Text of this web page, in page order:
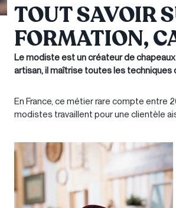
TOUT SAVOIR
FORMATION,
Le modiste est un créateur de
artisan, il maîtrise toutes les techniques
En France, ce métier rare compte
modistes travaillent pour une clientèle